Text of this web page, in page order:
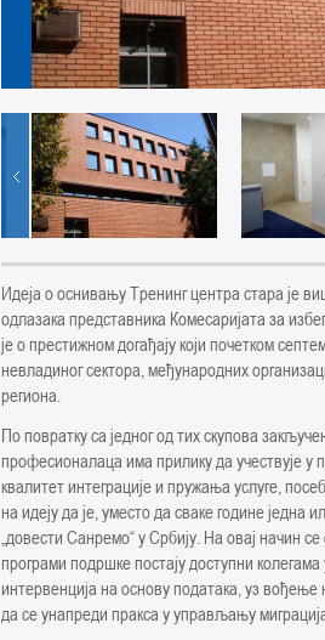
Идеја о оснивању Тренинг центра стара је
одлазака представника Комесаријата за
је о престижном догађају који почетком
невладиног сектора, међународних
региона.
По повратку са једног од тих скупова
професионалаца има прилику да учествује у
квалитет интеграције и пружања услуге,
на идеју да је, уместо да сваке године једна
„довести Санремо“ у Србију. На овај начин
програми подршке постају доступни
интервенција на основу података, уз вођење
да се унапреди пракса у управљању